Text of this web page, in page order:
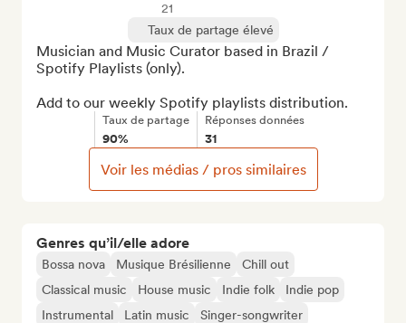
Genres qu’il/elle adore
Bossa nova Musique Brésilienne
Chill out
Classical music
House music Indie folk
Indie pop
Instrumental
Latin music Singer-songwriter
21
Taux de partage élevé
Musician and Music Curator based in Brazil /
Spotify Playlists (only).
Add to our weekly Spotify playlists distribution.
Taux de partage
90%
Réponses données
31
Voir les médias / pros similaires